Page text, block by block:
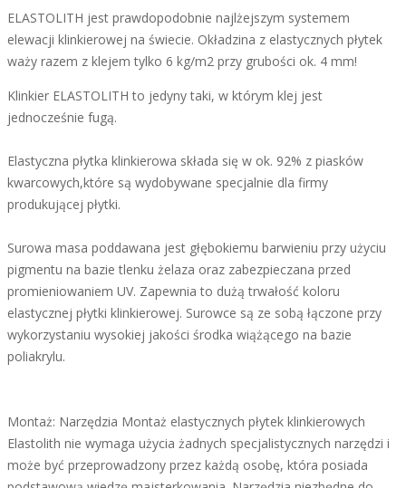
ELASTOLITH jest prawdopodobnie najlżejszym systemem
elewacji klinkierowej na świecie. Okładzina z elastycznych płytek
waży razem z klejem tylko 6 kg/m2 przy grubości ok. 4 mm!
Klinkier ELASTOLITH to jedyny taki, w którym klej jest
jednocześnie fugą.
Elastyczna płytka klinkierowa składa się w ok. 92% z piasków
kwarcowych,które są wydobywane specjalnie dla firmy
produkującej płytki.
Surowa masa poddawana jest głębokiemu barwieniu przy użyciu
pigmentu na bazie tlenku żelaza oraz zabezpieczana przed
promieniowaniem UV. Zapewnia to dużą trwałość koloru
elastycznej płytki klinkierowej. Surowce są ze sobą łączone przy
wykorzystaniu wysokiej jakości środka wiążącego na bazie
poliakrylu.
Montaż: Narzędzia Montaż elastycznych płytek klinkierowych
Elastolith nie wymaga użycia żadnych specjalistycznych narzędzi i
może być przeprowadzony przez każdą osobę, która posiada